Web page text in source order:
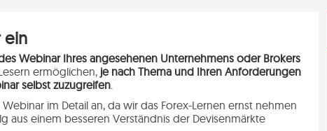
ein
Webinar Ihres angesehenen Unternehmens oder Brokers
ermöglichen, je nach Thema und Ihren Anforderungen
selbst zuzugreifen.
im Detail an, da wir das Forex-Lernen ernst nehmen
aus einem besseren Verständnis der Devisenmärkte